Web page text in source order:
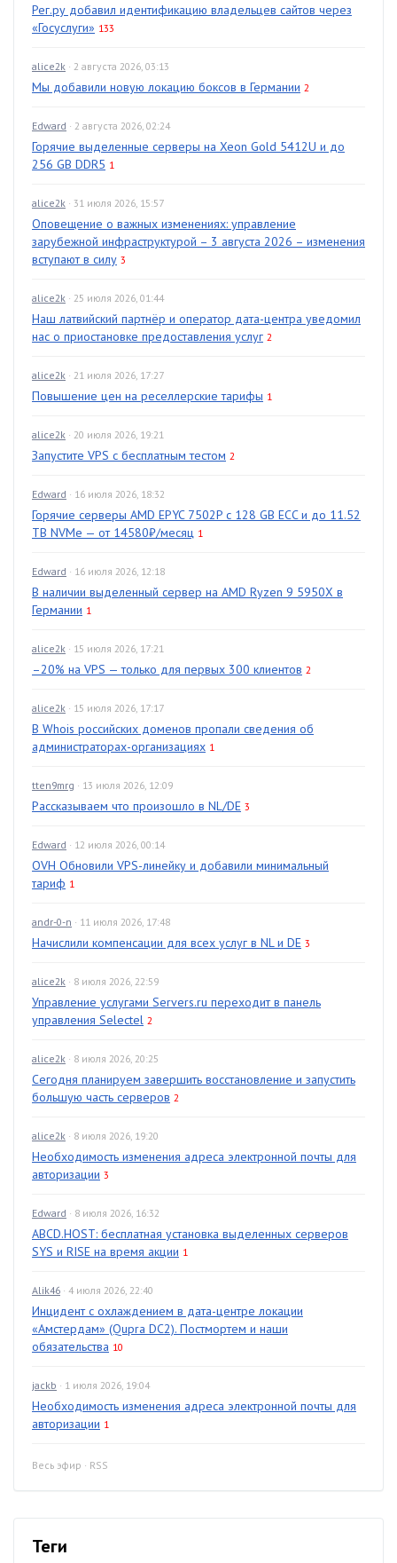
Рег.ру добавил идентификацию владельцев сайтов через
«Госуслуги» 133
alice2k · 2 августа 2026, 03:13
Мы добавили новую локацию боксов в Германии 2
Edward · 2 августа 2026, 02:24
Горячие выделенные серверы на Xeon Gold 5412U и до
256 GB DDR5 1
alice2k · 31 июля 2026, 15:57
Оповещение о важных изменениях: управление
зарубежной инфраструктурой – 3 августа 2026 – изменения
вступают в силу 3
alice2k · 25 июля 2026, 01:44
Наш латвийский партнёр и оператор дата-центра уведомил
нас о приостановке предоставления услуг 2
alice2k · 21 июля 2026, 17:27
Повышение цен на реселлерские тарифы 1
alice2k · 20 июля 2026, 19:21
Запустите VPS с бесплатным тестом 2
Edward · 16 июля 2026, 18:32
Горячие серверы AMD EPYC 7502P с 128 GB ECC и до 11.52
TB NVMe — от 14580₽/месяц 1
Edward · 16 июля 2026, 12:18
В наличии выделенный сервер на AMD Ryzen 9 5950X в
Германии 1
alice2k · 15 июля 2026, 17:21
–20% на VPS — только для первых 300 клиентов 2
alice2k · 15 июля 2026, 17:17
В Whois российских доменов пропали сведения об
администраторах-организациях 1
tten9mrg · 13 июля 2026, 12:09
Рассказываем что произошло в NL/DE 3
Edward · 12 июля 2026, 00:14
OVH Обновили VPS-линейку и добавили минимальный
тариф 1
andr-0-n · 11 июля 2026, 17:48
Начислили компенсации для всех услуг в NL и DE 3
alice2k · 8 июля 2026, 22:59
Управление услугами Servers.ru переходит в панель
управления Selectel 2
alice2k · 8 июля 2026, 20:25
Сегодня планируем завершить восстановление и запустить
большую часть серверов 2
alice2k · 8 июля 2026, 19:20
Необходимость изменения адреса электронной почты для
авторизации 3
Edward · 8 июля 2026, 16:32
ABCD.HOST: бесплатная установка выделенных серверов
SYS и RISE на время акции 1
Alik46 · 4 июля 2026, 22:40
Инцидент с охлаждением в дата-центре локации
«Амстердам» (Qupra DC2). Постмортем и наши
обязательства 10
jackb · 1 июля 2026, 19:04
Необходимость изменения адреса электронной почты для
авторизации 1
Весь эфир · RSS
Теги